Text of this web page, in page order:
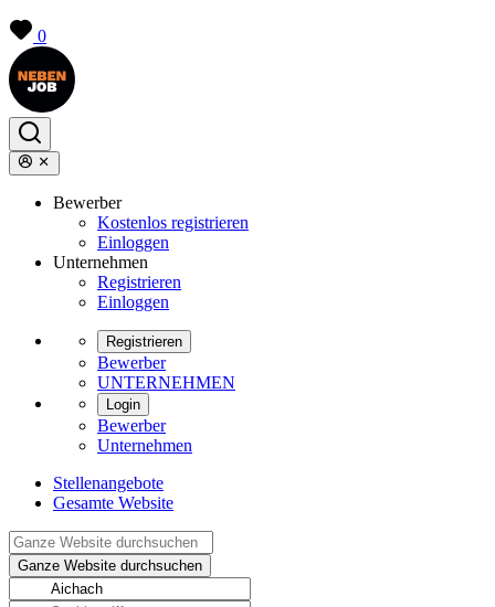
0
Bewerber
Kostenlos registrieren
Einloggen
Unternehmen
Registrieren
Einloggen
Registrieren
Bewerber
UNTERNEHMEN
Login
Bewerber
Unternehmen
Stellenangebote
Gesamte Website